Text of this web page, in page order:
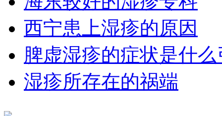
西宁患上湿疹的原因
脾虚湿疹的症状是什
湿疹所存在的祸端